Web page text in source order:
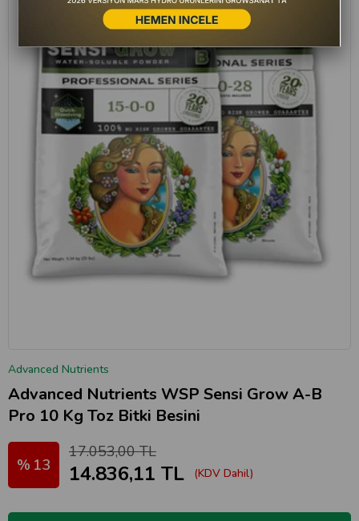
Advanced Nutrients
Advanced Nutrients WSP Sensi Grow A-B
Pro 10 Kg Toz Bitki Besini
13
17.053,00 TL
14.836,11 TL (KDV Dahil)